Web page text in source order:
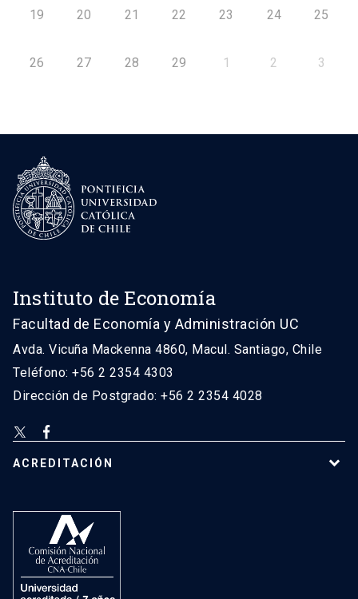
19 20 21 22 23 24 25
26 27 28 29 1 2 3
Instituto de Economía
Facultad de Economía y Administración UC
Avda. Vicuña Mackenna 4860, Macul. Santiago, Chile
Teléfono: +56 2 2354 4303
Dirección de Postgrado: +56 2 2354 4028
ACREDITACIÓN